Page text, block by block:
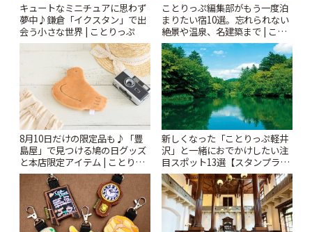
キュートなミニチュアに思わず
夢中♪鎌倉「イクスタン」で出
会う小さな世界 | ことりっぷ
ことりっぷ編集部がもう一度泊
まりたい宿10選。忘れられない
絶景や温泉、名建築まで | こと
りっぷ
8月10日だけの限定品も♪「豊
島屋」で見つける鳩の日グッズ
と本店限定アイテム | ことりっ
ぷ
新しくなった「ことりっぷ軽井
沢」と一緒におでかけしたい注
目スポット13選【スタンプラリ
ー開催中】 | ことりっぷ